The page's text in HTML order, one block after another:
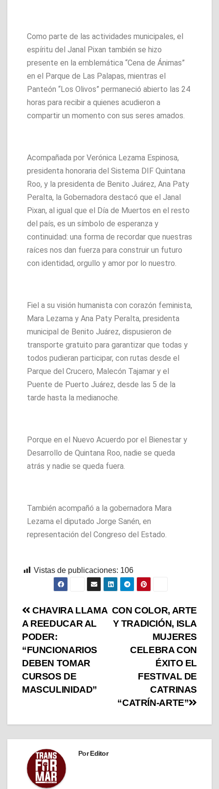
Como parte de las actividades municipales, el
espíritu del Janal Pixan también se hizo
presente en la emblemática “Cena de Ánimas”
en el Parque de Las Palapas, mientras el
Panteón “Los Olivos” permaneció abierto las 24
horas para recibir a quienes acudieron a
compartir un momento con sus seres amados.
Acompañada por Verónica Lezama Espinosa,
presidenta honoraria del Sistema DIF Quintana
Roo, y la presidenta de Benito Juárez, Ana Paty
Peralta, la Gobernadora destacó que el Janal
Pixan, al igual que el Día de Muertos en el resto
del país, es un símbolo de esperanza y
continuidad: una forma de recordar que nuestras
raíces nos dan fuerza para construir un futuro
con identidad, orgullo y amor por lo nuestro.
Fiel a su visión humanista con corazón feminista,
Mara Lezama y Ana Paty Peralta, presidenta
municipal de Benito Juárez, dispusieron de
transporte gratuito para garantizar que todas y
todos pudieran participar, con rutas desde el
Parque del Crucero, Malecón Tajamar y el
Puente de Puerto Juárez, desde las 5 de la
tarde hasta la medianoche.
Porque en el Nuevo Acuerdo por el Bienestar y
Desarrollo de Quintana Roo, nadie se queda
atrás y nadie se queda fuera.
También acompañó a la gobernadora Mara
Lezama el diputado Jorge Sanén, en
representación del Congreso del Estado.
Vistas de publicaciones: 106
CON COLOR, ARTE
Y TRADICIÓN, ISLA
MUJERES
CELEBRA CON
ÉXITO EL
FESTIVAL DE
CATRINAS
“CATRÍN-ARTE”
CHAVIRA LLAMA
A REEDUCAR AL
PODER:
“FUNCIONARIOS
DEBEN TOMAR
CURSOS DE
MASCULINIDAD”
PorEditor